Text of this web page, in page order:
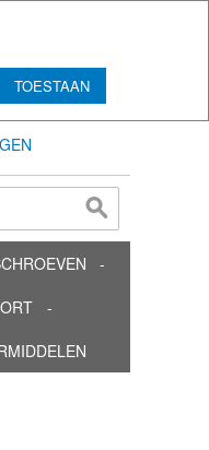
TOESTAAN